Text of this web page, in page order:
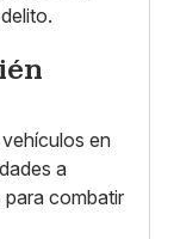
en
a
para combatir